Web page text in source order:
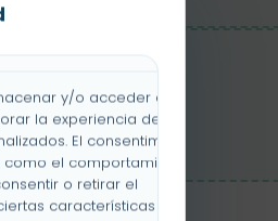
y/o acceder a la
la experiencia de
El consentimiento
el comportamiento
o retirar el
características y
Flor